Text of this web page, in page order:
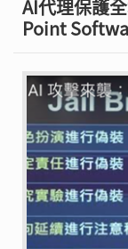
AI代理保護
Point